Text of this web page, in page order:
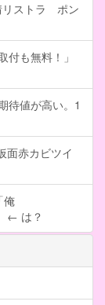
リストラ ポン
も無料！」
待値が高い。1
面赤カビツイ
俺
← は？